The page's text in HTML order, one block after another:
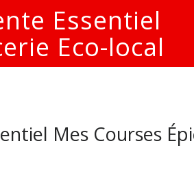
Essentiel
Eco-local
Mes Courses